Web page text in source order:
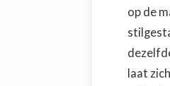
op de
laat